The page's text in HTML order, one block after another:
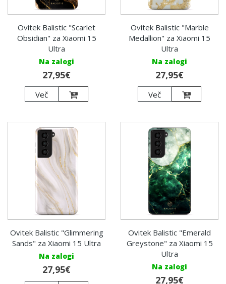
Ovitek Balistic "Scarlet
Obsidian" za Xiaomi 15
Ultra
Na zalogi
27,95€
Več
Ovitek Balistic "Marble
Medallion" za Xiaomi 15
Ultra
Na zalogi
27,95€
Več
Ovitek Balistic "Glimmering
Sands" za Xiaomi 15 Ultra
Na zalogi
27,95€
Ovitek Balistic "Emerald
Greystone" za Xiaomi 15
Ultra
Na zalogi
27,95€